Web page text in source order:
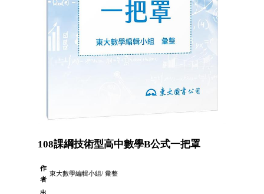
108課綱技術型高中數學B公式一把罩
作
者
東大數學編輯小組/ 彙整